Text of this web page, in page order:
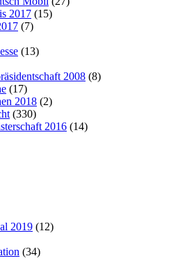
2017 (15)
(7)
(13)
2008 (8)
(17)
2018 (2)
(330)
2016 (14)
2019 (12)
(34)